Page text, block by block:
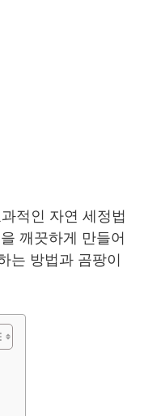
적인 자연 세정법
깨끗하게 만들어
는 방법과 곰팡이